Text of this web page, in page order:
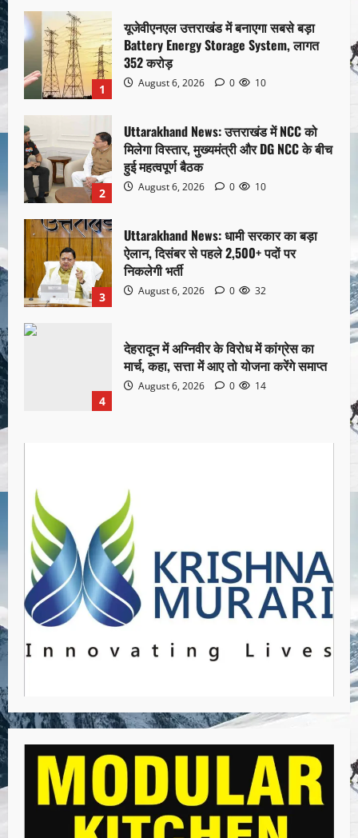
1
यूजेवीएनएल उत्तराखंड में बनाएगा सबसे बड़ा
Battery Energy Storage System, लागत
352 करोड़
August 6, 2026 0 10
2
Uttarakhand News: उत्तराखंड में NCC को
मिलेगा विस्तार, मुख्यमंत्री और DG NCC के बीच
हुई महत्वपूर्ण बैठक
August 6, 2026 0 10
3
Uttarakhand News: धामी सरकार का बड़ा
ऐलान, दिसंबर से पहले 2,500+ पदों पर
निकलेगी भर्ती
August 6, 2026 0 32
4
देहरादून में अग्निवीर के विरोध में कांग्रेस का
मार्च, कहा, सत्ता में आए तो योजना करेंगे समाप्त
August 6, 2026 0 14